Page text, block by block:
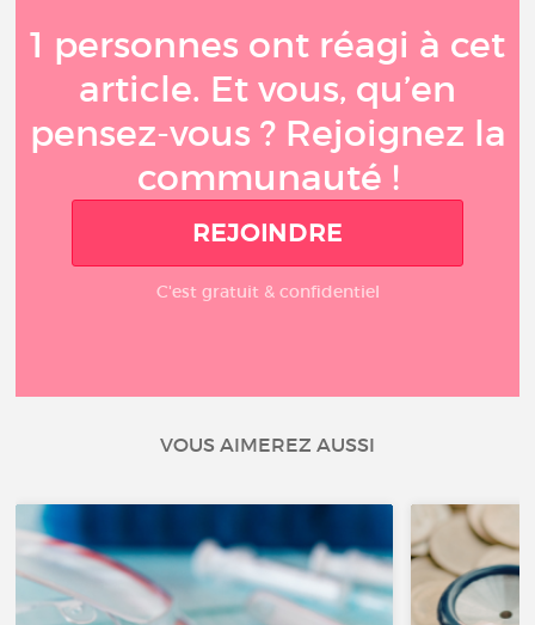
1 personnes ont réagi à cet
article. Et vous, qu’en
pensez-vous ? Rejoignez la
communauté !
REJOINDRE
C'est gratuit & confidentiel
VOUS AIMEREZ AUSSI